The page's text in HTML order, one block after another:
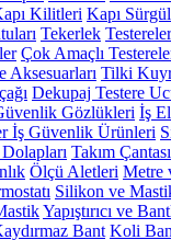
Kilitleri Kapı
Tekerlek Testereler
Çok Amaçlı
Aksesuarları Tilki
Dekupaj Testere
Gözlükleri İş
İş Güvenlik Ürünleri
Takım Çantası
Ölçü Aletleri Metre
Silikon ve
Yapıştırıcı ve
Bant Koli